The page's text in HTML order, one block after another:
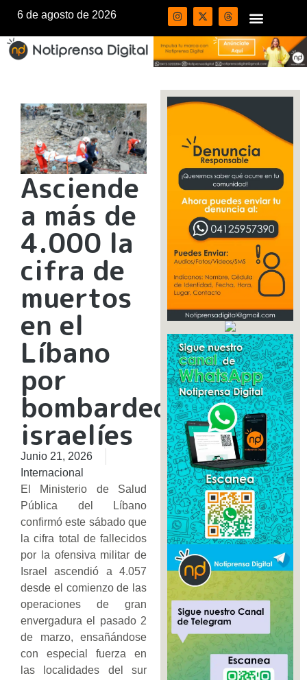
6 de agosto de 2026
Asciende
a más de
4.000 la
cifra de
muertos
en el
Líbano
por
bombardeos
israelíes
Junio 21, 2026
Internacional
​El Ministerio de Salud
Pública del Líbano
confirmó este sábado que
la cifra total de fallecidos
por la ofensiva militar de
Israel ascendió a 4.057
desde el comienzo de las
operaciones de gran
envergadura el pasado 2
de marzo, ensañándose
con especial fuerza en
las localidades del sur